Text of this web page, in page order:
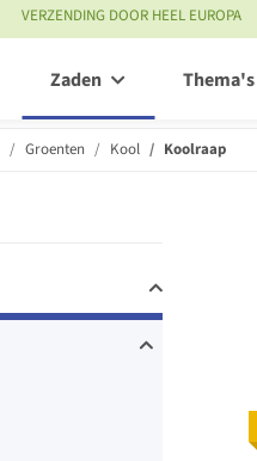
VERZENDING DOOR HEEL EUROPA
Zaden Thema's
Groenten Kool Koolraap